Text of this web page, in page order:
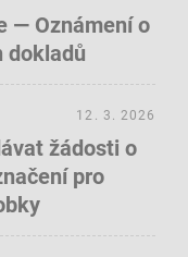
— Oznámení o
dokladů
žádosti o
pro
12. 3. 2026